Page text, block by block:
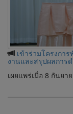
เข้าร่วมโครงกา
งานและสรุปผลการ
เผยแพร่เมื่อ 8 กันยา